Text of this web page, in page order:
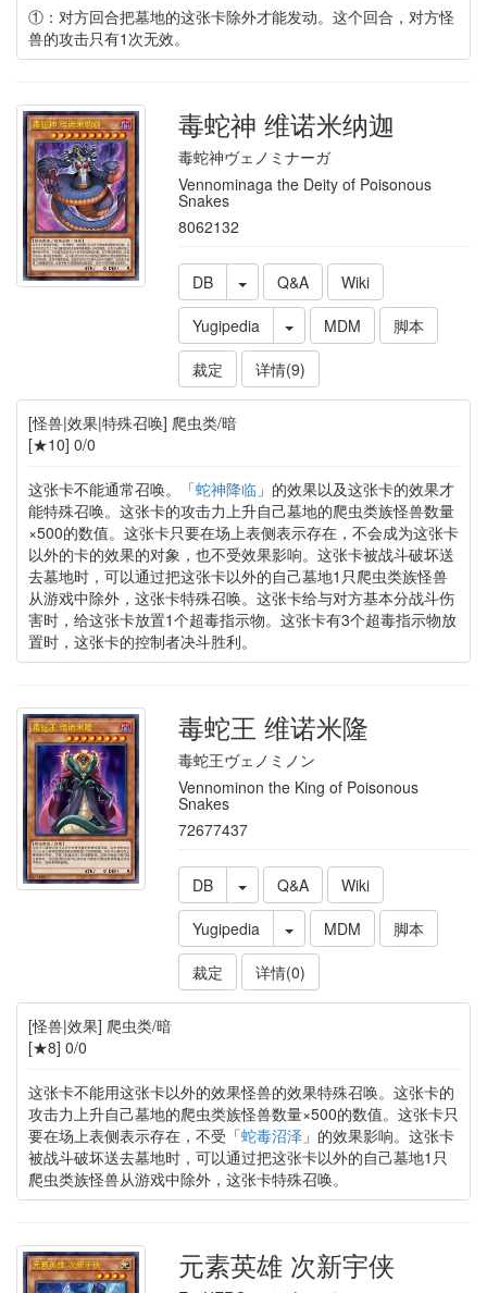
①：对方回合把墓地的这张卡除外才能发动。这个回合，对方怪
兽的攻击只有1次无效。
毒蛇神 维诺米纳迦
毒蛇神ヴェノミナーガ
Vennominaga the Deity of Poisonous
Snakes
8062132
DB Q&A
Wiki
Yugipedia
MDM
脚本
裁定
详情(9)
[怪兽|效果|特殊召唤] 爬虫类/暗
[★10] 0/0
这张卡不能通常召唤。「蛇神降临 」的效果以及这张卡的效果才
能特殊召唤。这张卡的攻击力上升自己墓地的爬虫类族怪兽数量
×500的数值。这张卡只要在场上表侧表示存在，不会成为这张卡
以外的卡的效果的对象，也不受效果影响。这张卡被战斗破坏送
去墓地时，可以通过把这张卡以外的自己墓地1只爬虫类族怪兽
从游戏中除外，这张卡特殊召唤。这张卡给与对方基本分战斗伤
害时，给这张卡放置1个超毒指示物。这张卡有3个超毒指示物放
置时，这张卡的控制者决斗胜利。
毒蛇王 维诺米隆
毒蛇王ヴェノミノン
Vennominon the King of Poisonous
Snakes
72677437
DB Q&A
Wiki
Yugipedia
MDM
脚本
裁定
详情(0)
[怪兽|效果] 爬虫类/暗
[★8] 0/0
这张卡不能用这张卡以外的效果怪兽的效果特殊召唤。这张卡的
攻击力上升自己墓地的爬虫类族怪兽数量×500的数值。这张卡只
要在场上表侧表示存在，不受「蛇毒沼泽」的效果影响。这张卡
被战斗破坏送去墓地时，可以通过把这张卡以外的自己墓地1只
爬虫类族怪兽从游戏中除外，这张卡特殊召唤。
元素英雄 次新宇侠